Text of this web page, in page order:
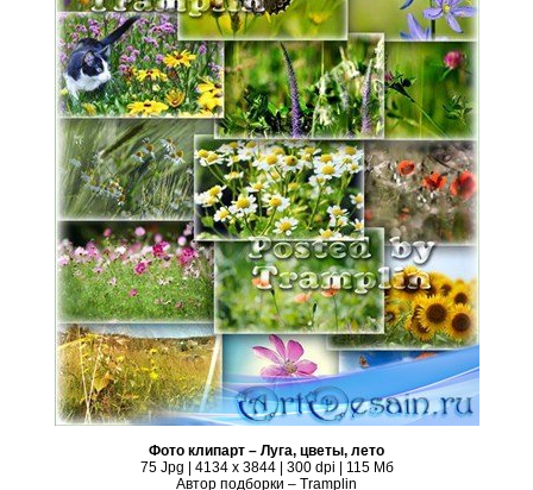
Фото клипарт – Луга, цветы, лето
75 Jpg | 4134 x 3844 | 300 dpi | 115 Мб
Автор подборки – Tramplin